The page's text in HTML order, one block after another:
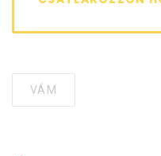
Tagged
VÁM